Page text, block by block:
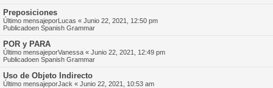
Preposiciones
Último mensajeporLucas « Junio 22, 2021, 12:50 pm
Publicadoen Spanish Grammar
POR y PARA
Último mensajeporVanessa « Junio 22, 2021, 12:49 pm
Publicadoen Spanish Grammar
Uso de Objeto Indirecto
Último mensajeporJack « Junio 22, 2021, 10:53 am